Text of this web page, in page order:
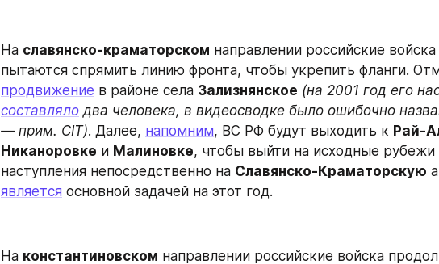
На славянско-краматорском направлении российские
продвижение в районе села Зализнянское
составляло два человека, в видеосводке было ошибочно
— прим. CIT). Далее, напомним, ВС РФ будут выходить к Рай-
Никаноровке и Малиновке, чтобы выйти на исходные рубежи
наступления непосредственно на Славянско-Краматорскую
является основной задачей на этот год.
На константиновском направлении российские войска